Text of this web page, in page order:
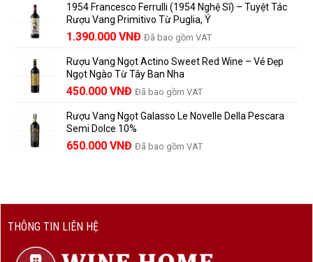
vang
nên
biết
Thành
là:
495.000 VNĐ.
tại
là:
450.000 VNĐ.
1954 Francesco Ferrulli (1954 Nghệ Sĩ) – Tuyệt Tác
Rượu Vang Primitivo Từ Puglia, Ý
Giá
là:
1.529.000 VNĐ.
1.390.000 VNĐ Giá
tại
là:
1.390.000 VNĐ.
Đã bao gồm VAT
Rượu Vang Ngọt Actino Sweet Red Wine – Vẻ Đẹp
Ngọt Ngào Từ Tây Ban Nha
450.000 VNĐ Đã bao gồm VAT
Rượu Vang Ngọt Galasso Le Novelle Della Pescara
Semi Dolce 10%
650.000 VNĐ Đã bao gồm VAT
THÔNG TIN LIÊN HỆ